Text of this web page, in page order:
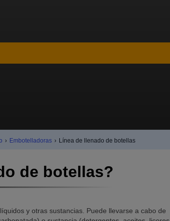
› Embotelladoras › Línea de llenado de botellas
de botellas?
y otras sustancias. Puede llevarse a cabo de